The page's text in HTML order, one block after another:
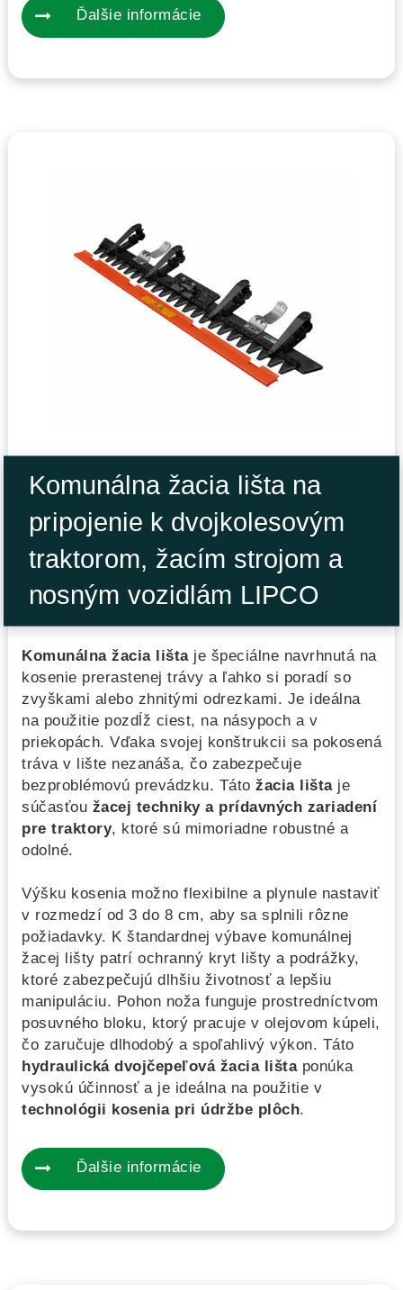
Ďalšie informácie
Komunálna žacia lišta na
pripojenie k dvojkolesovým
traktorom, žacím strojom a
nosným vozidlám LIPCO
Komunálna žacia lištaje špeciálne navrhnutá na
kosenie prerastenej trávy a ľahko si poradí so
zvyškami alebo zhnitými odrezkami. Je ideálna
na použitie pozdĺž ciest, na násypoch a v
priekopách. Vďaka svojej konštrukcii sa pokosená
tráva v lište nezanáša, čo zabezpečuje
bezproblémovú prevádzku. Táto žacia lištaje
súčasťou žacej techniky a prídavných zariadení
pre traktory, ktoré sú mimoriadne robustné a
odolné.
Výšku kosenia možno flexibilne a plynule nastaviť
v rozmedzí od 3 do 8 cm, aby sa splnili rôzne
požiadavky. K štandardnej výbave komunálnej
žacej lišty patrí ochranný kryt lišty a podrážky,
ktoré zabezpečujú dlhšiu životnosť a lepšiu
manipuláciu. Pohon noža funguje prostredníctvom
posuvného bloku, ktorý pracuje v olejovom kúpeli,
čo zaručuje dlhodobý a spoľahlivý výkon. Táto
hydraulická dvojčepeľová žacia lištaponúka
vysokú účinnosť a je ideálna na použitie v
technológii kosenia pri údržbe plôch.
Ďalšie informácie